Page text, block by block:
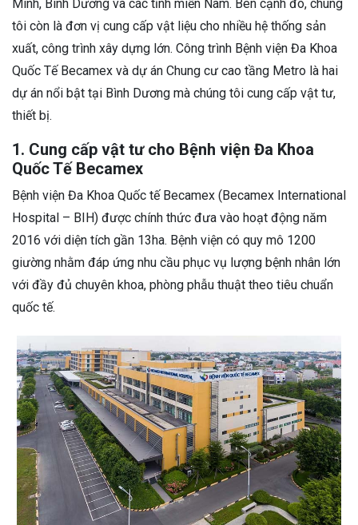
Minh, Bình Dương và các tỉnh miền Nam. Bên cạnh đó, chúng
tôi còn là đơn vị cung cấp vật liệu cho nhiều hệ thống sản
xuất, công trình xây dựng lớn. Công trình Bệnh viện Đa Khoa
Quốc Tế Becamex và dự án Chung cư cao tầng Metro là hai
dự án nổi bật tại Bình Dương mà chúng tôi cung cấp vật tư,
thiết bị.
1. Cung cấp vật tư cho Bệnh viện Đa Khoa
Quốc Tế Becamex
Bệnh viện Đa Khoa Quốc tế Becamex (Becamex International
Hospital – BIH) được chính thức đưa vào hoạt động năm
2016 với diện tích gần 13ha. Bệnh viện có quy mô 1200
giường nhằm đáp ứng nhu cầu phục vụ lượng bệnh nhân lớn
với đầy đủ chuyên khoa, phòng phẫu thuật theo tiêu chuẩn
quốc tế.